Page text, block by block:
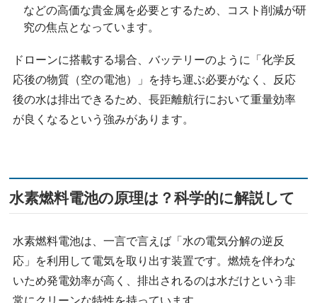
などの高価な貴金属を必要とするため、コスト削減が研
究の焦点となっています。
ドローンに搭載する場合、バッテリーのように「化学反
応後の物質（空の電池）」を持ち運ぶ必要がなく、反応
後の水は排出できるため、長距離航行において重量効率
が良くなるという強みがあります。
水素燃料電池の原理は？科学的に解説して
水素燃料電池は、一言で言えば「水の電気分解の逆反
応」を利用して電気を取り出す装置です。燃焼を伴わな
いため発電効率が高く、排出されるのは水だけという非
常にクリーンな特性を持っています。